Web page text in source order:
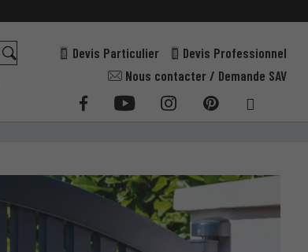
Devis Particulier
Devis Professionnel
Nous contacter / Demande SAV